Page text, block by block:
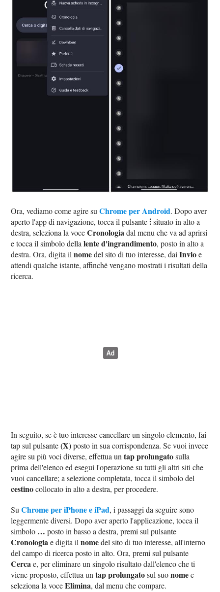
Ora, vediamo come agire suChrome per Android. Dopo aver
aperto l'app di navigazione, tocca il pulsante⫶situato in alto a
destra, seleziona la voceCronologiadal menu che va ad aprirsi
e tocca il simbolo dellalente d'ingrandimento, posto in alto a
destra. Ora, digita ilnomedel sito di tuo interesse, daiInvioe
attendi qualche istante, affinché vengano mostrati i risultati della
ricerca.
In seguito, se è tuo interesse cancellare un singolo elemento, fai
tap sul pulsante(X)posto in sua corrispondenza. Se vuoi invece
agire su più voci diverse, effettua untap prolungatosulla
prima dell'elenco ed esegui l'operazione su tutti gli altri siti che
vuoi cancellare; a selezione completata, tocca il simbolo del
cestinocollocato in alto a destra, per procedere.
SuChrome per iPhone e iPad, i passaggi da seguire sono
leggermente diversi. Dopo aver aperto l'applicazione, tocca il
simbolo … posto in basso a destra, premi sul pulsante
Cronologiae digita ilnomedel sito di tuo interesse, all'interno
del campo di ricerca posto in alto. Ora, premi sul pulsante
Cercae, per eliminare un singolo risultato dall'elenco che ti
viene proposto, effettua untap prolungatosul suonomee
seleziona la voceElimina, dal menu che compare.